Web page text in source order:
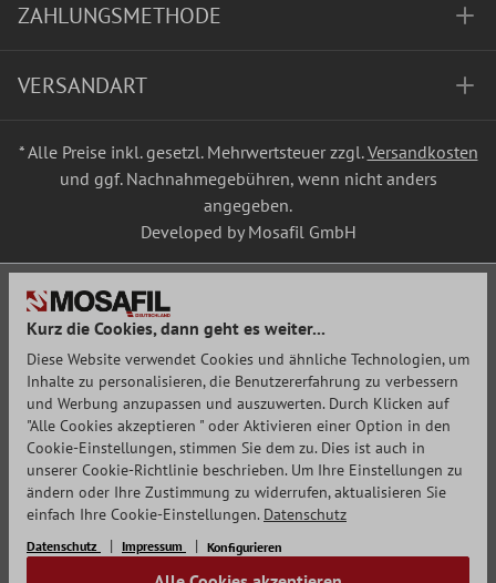
ZAHLUNGSMETHODE
VERSANDART
* Alle Preise inkl. gesetzl. Mehrwertsteuer zzgl.Versandkosten
und ggf. Nachnahmegebühren, wenn nicht anders
angegeben.
Developed by Mosafil GmbH
Kurz die Cookies, dann geht es weiter...
Diese Website verwendet Cookies und ähnliche Technologien, um
Inhalte zu personalisieren, die Benutzererfahrung zu verbessern
und Werbung anzupassen und auszuwerten. Durch Klicken auf
"Alle Cookies akzeptieren " oder Aktivieren einer Option in den
Cookie-Einstellungen, stimmen Sie dem zu. Dies ist auch in
unserer Cookie-Richtlinie beschrieben. Um Ihre Einstellungen zu
ändern oder Ihre Zustimmung zu widerrufen, aktualisieren Sie
einfach Ihre Cookie-Einstellungen. Datenschutz
Datenschutz Impressum Konfigurieren